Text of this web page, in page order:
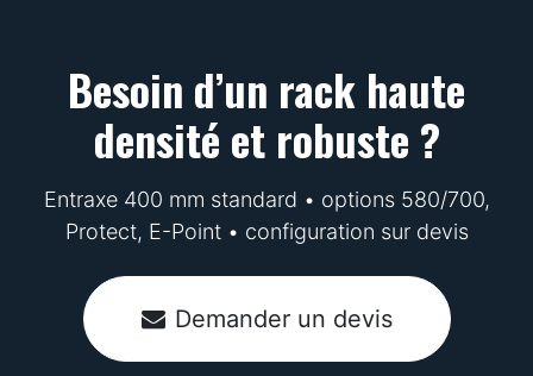
Besoin d’un rack haute
densité et robuste ?
Entraxe 400 mm standard • options 580/700,
Protect, E-Point • configuration sur devis
Demander un devis